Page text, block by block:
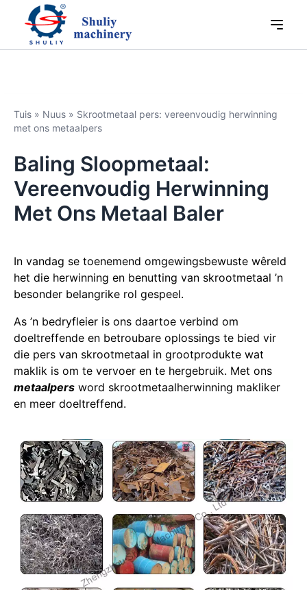
Tuis » Nuus » Skrootmetaal pers: vereenvoudig herwinning
met ons metaalpers
Baling Sloopmetaal:
Vereenvoudig Herwinning
Met Ons Metaal Baler
In vandag se toenemend omgewingsbewuste wêreld
het die herwinning en benutting van skrootmetaal ’n
besonder belangrike rol gespeel.
As ’n bedryfleier is ons daartoe verbind om
doeltreffende en betroubare oplossings te bied vir
die pers van skrootmetaal in grootprodukte wat
maklik is om te vervoer en te hergebruik. Met ons
metaalpers word skrootmetaalherwinning makliker
en meer doeltreffend.